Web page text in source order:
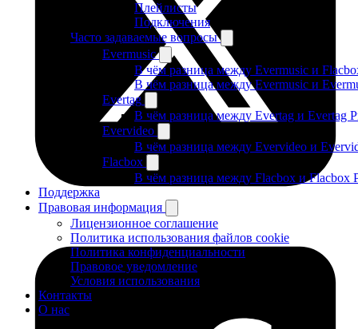
Плейлисты
Подключения
Часто задаваемые вопросы
Evermusic
В чём разница между Evermusic и
В чём разница между Evermusic и
Evertag
В чём разница между Evertag и Evertag
Evervideo
В чём разница между Evervideo и
Flacbox
В чём разница между Flacbox и Flacbox
Поддержка
Правовая информация
Лицензионное соглашение
Политика использования файлов cookie
Политика конфиденциальности
Правовое уведомление
Условия использования
Контакты
О нас